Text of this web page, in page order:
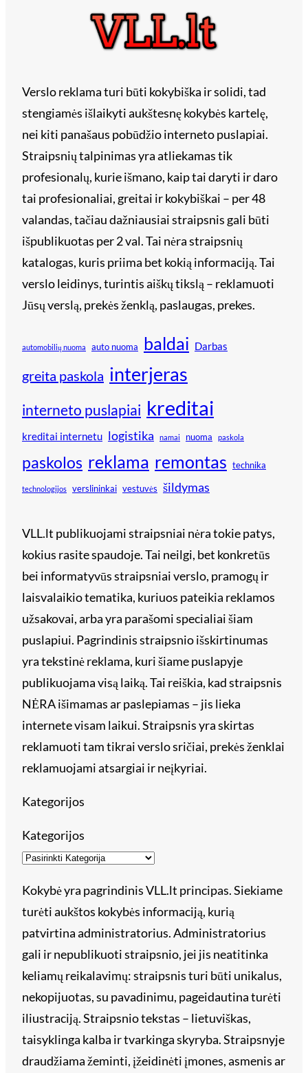
Verslo reklama turi būti kokybiška ir solidi, tad
stengiamės išlaikyti aukštesnę kokybės kartelę,
nei kiti panašaus pobūdžio interneto puslapiai.
Straipsnių talpinimas yra atliekamas tik
profesionalų, kurie išmano, kaip tai daryti ir daro
tai profesionaliai, greitai ir kokybiškai – per 48
valandas, tačiau dažniausiai straipsnis gali būti
išpublikuotas per 2 val. Tai nėra straipsnių
katalogas, kuris priima bet kokią informaciją. Tai
verslo leidinys, turintis aiškų tikslą – reklamuoti
Jūsų verslą, prekės ženklą, paslaugas, prekes.
automobilių nuoma auto nuoma baldai Darbas
greita paskola interjeras
interneto puslapiai kreditai
kreditai internetu logistika namai nuoma paskola
paskolos reklama remontas technika
technologijos verslininkai vestuvės šildymas
VLL.lt publikuojami straipsniai nėra tokie patys,
kokius rasite spaudoje. Tai neilgi, bet konkretūs
bei informatyvūs straipsniai verslo, pramogų ir
laisvalaikio tematika, kuriuos pateikia reklamos
užsakovai, arba yra parašomi specialiai šiam
puslapiui. Pagrindinis straipsnio išskirtinumas
yra tekstinė reklama, kuri šiame puslapyje
publikuojama visą laiką. Tai reiškia, kad straipsnis
NĖRA išimamas ar paslepiamas – jis lieka
internete visam laikui. Straipsnis yra skirtas
reklamuoti tam tikrai verslo sričiai, prekės ženklai
reklamuojami atsargiai ir neįkyriai.
Kategorijos
Kategorijos
Kokybė yra pagrindinis VLL.lt principas. Siekiame
turėti aukštos kokybės informaciją, kurią
patvirtina administratorius. Administratorius
gali ir nepublikuoti straipsnio, jei jis neatitinka
keliamų reikalavimų: straipsnis turi būti unikalus,
nekopijuotas, su pavadinimu, pageidautina turėti
iliustraciją. Straipsnio tekstas – lietuviškas,
taisyklinga kalba ir tvarkinga skyryba. Straipsnyje
draudžiama žeminti, įžeidinėti įmones, asmenis ar